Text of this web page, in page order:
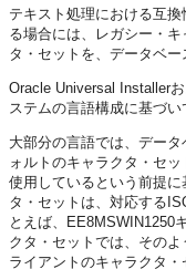
テキスト処理における互
る場合には、レガシー・
タ・セットを、データベー
Oracle Universal Installer
ステムの言語構成に基づい
大部分の言語では、デー
ォルトのキャラクタ・セ
使用しているという前提
タ・セットは、対応する
とえば、EE8MSWIN1250
クタ・セットでは、その
ライアントのキャラクタ・